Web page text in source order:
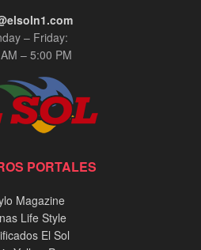
– Friday:
– 5:00 PM
PORTALES
Magazine
Life Style
El Sol